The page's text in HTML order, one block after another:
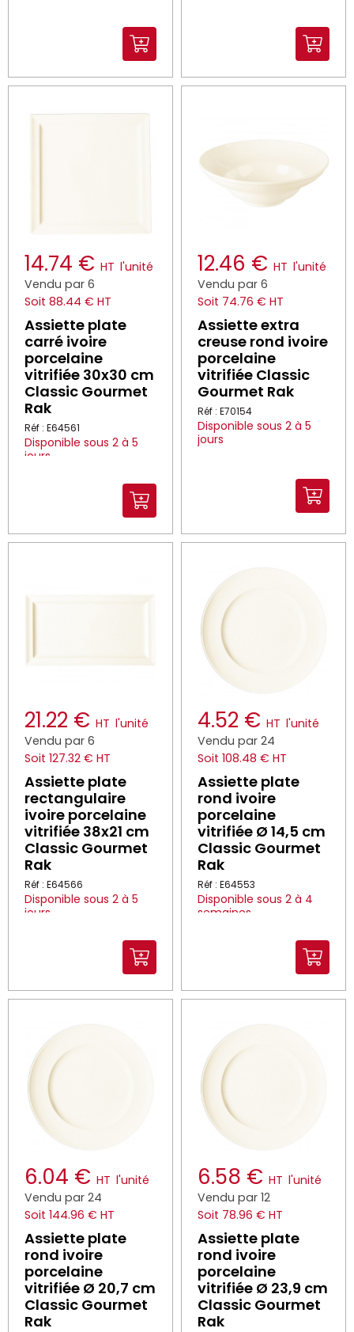
14.74 € HT l'unité
Vendu par 6
Soit 88.44 € HT
Assiette plate
carré ivoire
porcelaine
vitrifiée 30x30 cm
Classic Gourmet
Rak
Réf : E64561
Disponible sous 2 à 5
jours
12.46 € HT l'unité
Vendu par 6
Soit 74.76 € HT
Assiette extra
creuse rond ivoire
porcelaine
vitrifiée Classic
Gourmet Rak
Réf : E70154
Disponible sous 2 à 5
jours
21.22 € HT l'unité
Vendu par 6
Soit 127.32 € HT
Assiette plate
rectangulaire
ivoire porcelaine
vitrifiée 38x21 cm
Classic Gourmet
Rak
Réf : E64566
Disponible sous 2 à 5
jours
4.52 € HT l'unité
Vendu par 24
Soit 108.48 € HT
Assiette plate
rond ivoire
porcelaine
vitrifiée Ø 14,5 cm
Classic Gourmet
Rak
Réf : E64553
Disponible sous 2 à 4
semaines
6.04 € HT l'unité
Vendu par 24
Soit 144.96 € HT
Assiette plate
rond ivoire
porcelaine
vitrifiée Ø 20,7 cm
Classic Gourmet
Rak
6.58 € HT l'unité
Vendu par 12
Soit 78.96 € HT
Assiette plate
rond ivoire
porcelaine
vitrifiée Ø 23,9 cm
Classic Gourmet
Rak